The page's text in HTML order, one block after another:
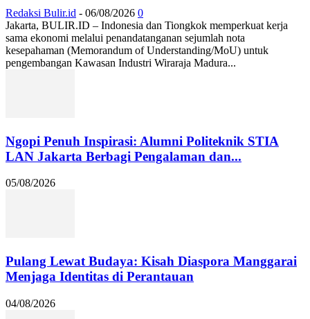
Redaksi Bulir.id - 06/08/2026 0
Jakarta, BULIR.ID – Indonesia dan Tiongkok memperkuat kerja
sama ekonomi melalui penandatanganan sejumlah nota
kesepahaman (Memorandum of Understanding/MoU) untuk
pengembangan Kawasan Industri Wiraraja Madura...
Ngopi Penuh Inspirasi: Alumni Politeknik STIA
LAN Jakarta Berbagi Pengalaman dan...
05/08/2026
Pulang Lewat Budaya: Kisah Diaspora Manggarai
Menjaga Identitas di Perantauan
04/08/2026